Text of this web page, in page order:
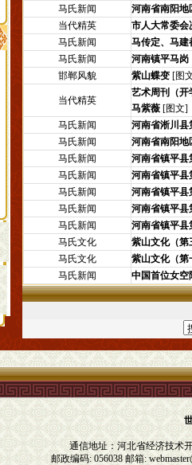
马氏新闻
河南省南阳地
当代精英
市人大常委会
马氏新闻
马传定、马建
马氏新闻
河南镇平马岗
邯郸风貌
紫山蝶变 [图
当代精英
艺术周刊（
马紫薇 [图文]
马氏新闻
河南省淅川县
马氏新闻
河南省南阳地
马氏新闻
河南省镇平县
马氏新闻
河南省镇平县
马氏新闻
河南省镇平县
马氏新闻
河南省镇平县
马氏新闻
河南省镇平
马氏文化
紫山文化（第
马氏文化
紫山文化（第
马氏新闻
中国首位女空
通信地址：河北省经济技
邮政编码: 056038 邮箱: